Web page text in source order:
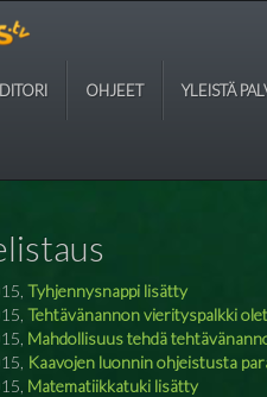
OHJEET YLEISTÄ
Tyhjennysnappi lisätty
Tehtävänannon vierityspalkki
Mahdollisuus tehdä
Kaavojen luonnin ohjeistusta
Matematiikkatuki lisätty